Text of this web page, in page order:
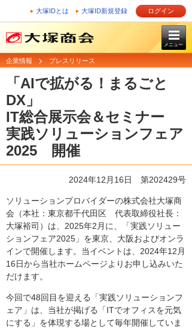
大塚IDとは 大塚ID新規登録 ログイン
メニュー
企業情報 プレスリリース
「AIで拡がる！まるごと
DX」
IT総合展示会＆セミナー
実践ソリューションフェア
2025 開催
2024年12月16日 第202429号
ソリューションプロバイダーの株式会社大塚商
会（本社：東京都千代田区 代表取締役社長：
大塚裕司）は、2025年2月に、「実践ソリュー
ションフェア2025」を東京、大阪およびオンラ
インで開催します。当イベントは、2024年12月
16日から当社ホームページよりお申し込みいた
だけます。
今回で48回目を迎える「実践ソリューションフ
ェア」は、当社が掲げる「ITでオフィスを元気
にする」を体現する場として毎年開催していま